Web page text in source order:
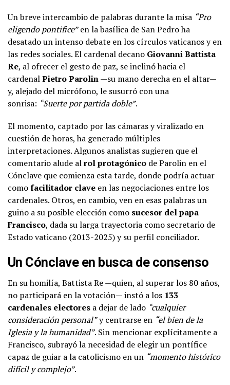
Un breve intercambio de palabras durante la misa “Pro
eligendo pontifice”en la basílica de San Pedro ha
desatado un intenso debate en los círculos vaticanos y en
las redes sociales. El cardenal decano Giovanni Battista
Re, al ofrecer el gesto de paz, se inclinó hacia el
cardenalPietro Parolin—su mano derecha en el altar—
y, alejado del micrófono, le susurró con una
sonrisa: “Suerte por partida doble”.
El momento, captado por las cámaras y viralizado en
cuestión de horas, ha generado múltiples
interpretaciones. Algunos analistas sugieren que el
comentario alude alrol protagónico de Parolin en el
Cónclave que comienza esta tarde, donde podría actuar
comofacilitador clave en las negociaciones entre los
cardenales. Otros, en cambio, ven en esas palabras un
guiño a su posible elección como sucesor del papa
Francisco, dada su larga trayectoria como secretario de
Estado vaticano (2013-2025) y su perfil conciliador.
Un Cónclave en busca de consenso
En su homilía, Battista Re —quien, al superar los 80 años,
no participará en la votación— instó a los 133
cardenales electores a dejar de lado “cualquier
consideración personal”y centrarse en “el bien de la
Iglesia y la humanidad”. Sin mencionar explícitamente a
Francisco, subrayó la necesidad de elegir un pontífice
capaz de guiar a la catolicismo en un “momento histórico
difícil y complejo”.